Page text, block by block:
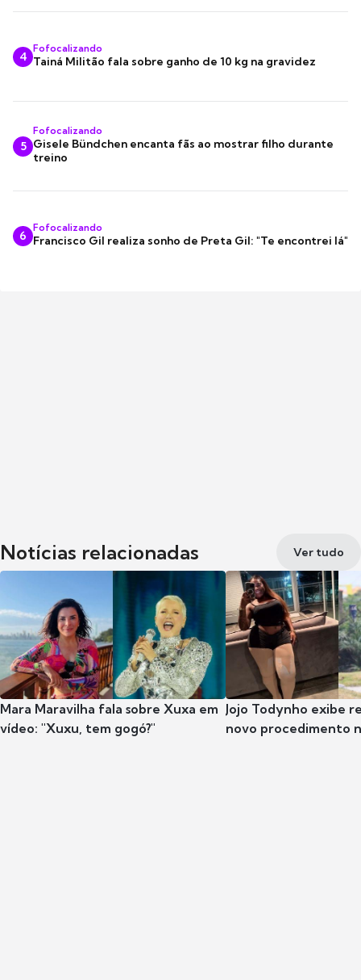
4
Fofocalizando
Tainá Militão fala sobre ganho de 10 kg na gravidez
5
Fofocalizando
Gisele Bündchen encanta fãs ao mostrar filho durante
treino
6
Fofocalizando
Francisco Gil realiza sonho de Preta Gil: "Te encontrei lá"
Notícias relacionadas Ver tudo
Mara Maravilha fala sobre Xuxa em
vídeo: "Xuxu, tem gogó?"
Jojo Todynho exibe
novo procedimento